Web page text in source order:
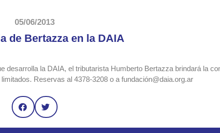
05/06/2013
de Bertazza en la DAIA
desarrolla la DAIA, el tributarista Humberto Bertazza brindará la
Reservas al 4378-3208 o a fundación@daia.org.ar